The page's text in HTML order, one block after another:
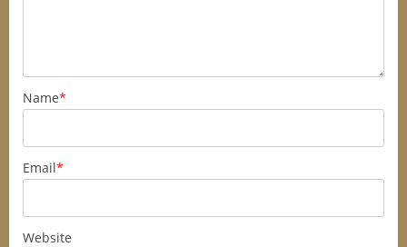
Name*
Email*
Website